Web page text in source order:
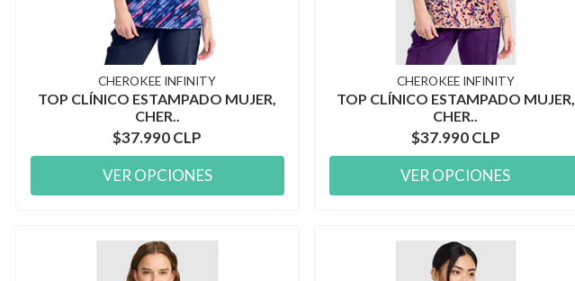
CHEROKEE INFINITY
TOP CLÍNICO ESTAMPADO MUJER,
CHER..
$37.990 CLP
VER OPCIONES
CHEROKEE INFINITY
TOP CLÍNICO ESTAMPADO MUJER,
CHER..
$37.990 CLP
VER OPCIONES